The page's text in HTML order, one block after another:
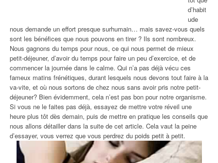
d’habit
ude
nous demande un effort presque surhumain… mais savez-vous quels
sont les bénéfices que nous pouvons en tirer ? Ils sont nombreux.
Nous gagnons du temps pour nous, ce qui nous permet de mieux
petit-déjeuner, d’avoir du temps pour faire un peu d’exercice, et de
commencer la journée dans le calme. Qui n’a pas déjà vécu ces
fameux matins frénétiques, durant lesquels nous devons tout faire à la
va-vite, et où nous sortons de chez nous sans avoir pris notre petit-
déjeuner? Bien évidemment, cela n’est pas bon pour notre organisme.
Si vous ne le faites pas déjà, essayez de mettre votre réveil une
heure plus tôt dès demain, puis de mettre en pratique les conseils que
nous allons détailler dans la suite de cet article. Cela vaut la peine
d’essayer, vous verrez que vous perdrez du poids petit à petit.